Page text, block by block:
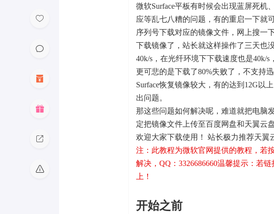
微软Surface平板有时候会出现蓝屏死机
应等乱七八糟的问题，有的重启一下就
序列号下载对应的镜像文件，网上搜一
下载镜像了，站长就这样操作了三天也
40k/s，在光纤环境下下载速度也是40k/s
更可悲的是下载了80%失败了，不支持
Surface恢复镜像较大，有的达到12G以
出问题。
那这些问题如何解决呢，难道就把电脑
定把镜像文件上传至百度网盘和天翼云
欢迎大家下载使用！ 站长极力推荐天翼
注：此教程为微软官网提供的教程，若
解决，QQ：3326686660温馨提示：若
上！
开始之前